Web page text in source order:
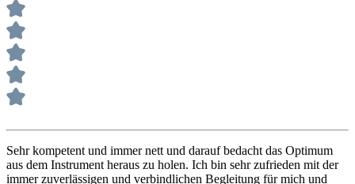
Sehr kompetent und immer nett und darauf bedacht das Optimum
aus dem Instrument heraus zu holen. Ich bin sehr zufrieden mit der
immer zuverlässigen und verbindlichen Begleitung für mich und